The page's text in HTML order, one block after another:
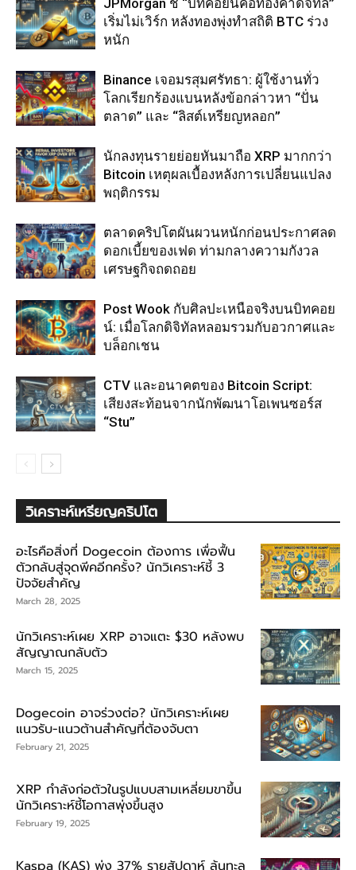
JPMorgan ชี้ “บิทคอยน์คือทองคำดิจิทัล”
เริ่มไม่เวิร์ก หลังทองพุ่งทำสถิติ BTC ร่วง
หนัก
Binance เจอมรสุมศรัทธา: ผู้ใช้งานทั่ว
โลกเรียกร้องแบนหลังข้อกล่าวหา “ปั่น
ตลาด” และ “ลิสต์เหรียญหลอก”
นักลงทุนรายย่อยหันมาถือ XRP มากกว่า
Bitcoin เหตุผลเบื้องหลังการเปลี่ยนแปลง
พฤติกรรม
ตลาดคริปโตผันผวนหนักก่อนประกาศลด
ดอกเบี้ยของเฟด ท่ามกลางความกังวล
เศรษฐกิจถดถอย
Post Wook กับศิลปะเหนือจริงบนบิทคอย
น์: เมื่อโลกดิจิทัลหลอมรวมกับอวกาศและ
บล็อกเชน
CTV และอนาคตของ Bitcoin Script:
เสียงสะท้อนจากนักพัฒนาโอเพนซอร์ส
“Stu”
วิเคราะห์เหรียญคริปโต
อะไรคือสิ่งที่ Dogecoin ต้องการ เพื่อฟื้น
ตัวกลับสู่จุดพีคอีกครั้ง? นักวิเคราะห์ชี้ 3
ปัจจัยสำคัญ
March 28, 2025
นักวิเคราะห์เผย XRP อาจแตะ $30 หลังพบ
สัญญาณกลับตัว
March 15, 2025
Dogecoin อาจร่วงต่อ? นักวิเคราะห์เผย
แนวรับ-แนวต้านสำคัญที่ต้องจับตา
February 21, 2025
XRP กำลังก่อตัวในรูปแบบสามเหลี่ยมขาขึ้น
นักวิเคราะห์ชี้โอกาสพุ่งขึ้นสูง
February 19, 2025
Kaspa (KAS) พุ่ง 37% รายสัปดาห์ ลุ้นทะลุ